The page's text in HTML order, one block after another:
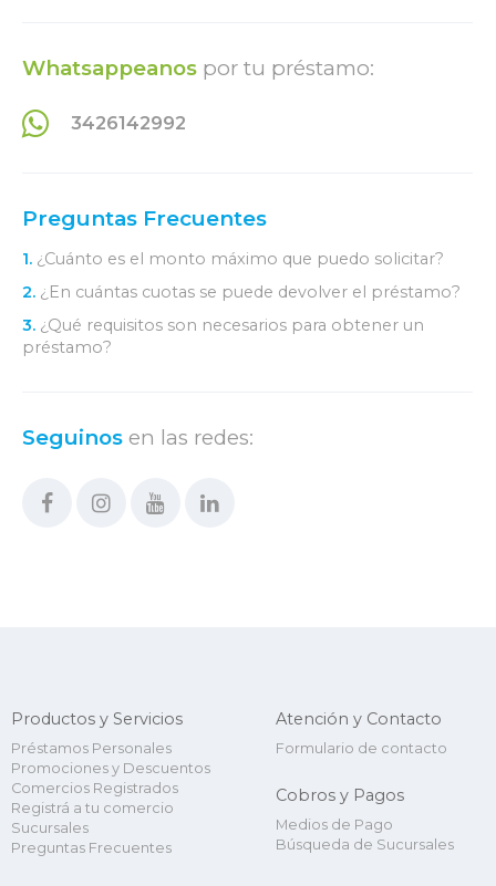
Whatsappeanos por tu préstamo:
3426142992
Preguntas Frecuentes
1. ¿Cuánto es el monto máximo que puedo solicitar?
2. ¿En cuántas cuotas se puede devolver el préstamo?
3. ¿Qué requisitos son necesarios para obtener un
préstamo?
Seguinos en las redes:
Productos y Servicios
Préstamos Personales
Promociones y Descuentos
Comercios Registrados
Registrá a tu comercio
Sucursales
Preguntas Frecuentes
Atención y Contacto
Formulario de contacto
Cobros y Pagos
Medios de Pago
Búsqueda de Sucursales